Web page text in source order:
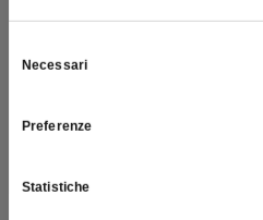
delNecessari
Preferenze
Statistiche
Mandrino speciale
€92,46
professionali e riporta dati,
salute e la sicurezza del